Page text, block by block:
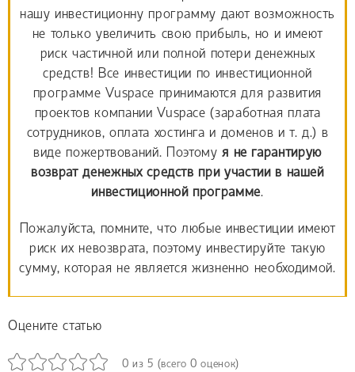
нашу инвестиционну программу дают возможность
не только увеличить свою прибыль, но и имеют
риск частичной или полной потери денежных
средств! Все инвестиции по инвестиционной
программе Vuspace принимаются для развития
проектов компании Vuspace (заработная плата
сотрудников, оплата хостинга и доменов и т. д.) в
виде пожертвований. Поэтомуя не гарантирую
возврат денежных средств при участии в нашей
инвестиционной программе.
Пожалуйста, помните, что любые инвестиции имеют
риск их невозврата, поэтому инвестируйте такую
сумму, которая не является жизненно необходимой.
Оцените статью
0 из5 (всего0 оценок)